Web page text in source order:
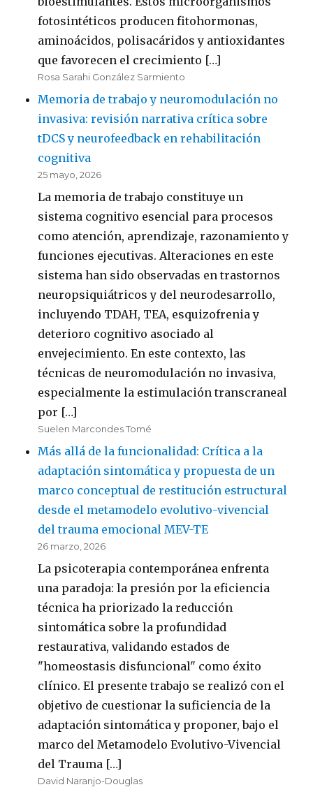
fotosintéticos producen fitohormonas,
aminoácidos, polisacáridos y antioxidantes
que favorecen el crecimiento […]
Rosa Sarahi González Sarmiento
Memoria de trabajo y neuromodulación no
invasiva: revisión narrativa crítica sobre
tDCS y neurofeedback en rehabilitación
cognitiva
25 mayo, 2026
La memoria de trabajo constituye un
sistema cognitivo esencial para procesos
como atención, aprendizaje, razonamiento y
funciones ejecutivas. Alteraciones en este
sistema han sido observadas en trastornos
neuropsiquiátricos y del neurodesarrollo,
incluyendo TDAH, TEA, esquizofrenia y
deterioro cognitivo asociado al
envejecimiento. En este contexto, las
técnicas de neuromodulación no invasiva,
especialmente la estimulación transcraneal
por […]
Suelen Marcondes Tomé
Más allá de la funcionalidad: Crítica a la
adaptación sintomática y propuesta de un
marco conceptual de restitución estructural
desde el metamodelo evolutivo-vivencial
del trauma emocional MEV-TE
26 marzo, 2026
La psicoterapia contemporánea enfrenta
una paradoja: la presión por la eficiencia
técnica ha priorizado la reducción
sintomática sobre la profundidad
restaurativa, validando estados de
"homeostasis disfuncional" como éxito
clínico. El presente trabajo se realizó con el
objetivo de cuestionar la suficiencia de la
adaptación sintomática y proponer, bajo el
marco del Metamodelo Evolutivo-Vivencial
del Trauma […]
David Naranjo-Douglas